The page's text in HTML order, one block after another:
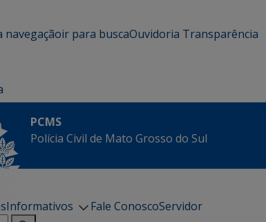
navegaçãoir para buscaOuvidoria Transparência
PCMS
Polícia Civil de Mato Grosso do Sul
Informativos Fale ConoscoServidor